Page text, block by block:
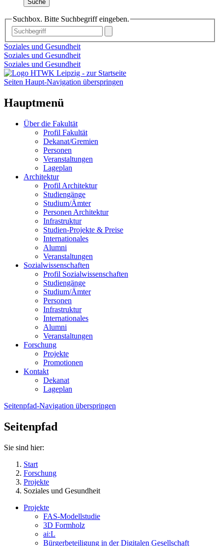
Suche
Suchbox. Bitte Suchbegriff eingeben.
Soziales und Gesundheit
Soziales und Gesundheit
Soziales und Gesundheit
Seiten Haupt-Navigation überspringen
Hauptmenü
Über die Fakultät
Profil Fakultät
Dekanat/Gremien
Personen
Veranstaltungen
Lageplan
Architektur
Profil Architektur
Studiengänge
Studium/Ämter
Personen Architektur
Infrastruktur
Studien-Projekte & Preise
Internationales
Alumni
Veranstaltungen
Sozialwissenschaften
Profil Sozialwissenschaften
Studiengänge
Studium/Ämter
Personen
Infrastruktur
Internationales
Alumni
Veranstaltungen
Forschung
Projekte
Promotionen
Kontakt
Dekanat
Lageplan
Seitenpfad-Navigation überspringen
Seitenpfad
Sie sind hier:
Start
Forschung
Projekte
Soziales und Gesundheit
Projekte
FAS-Modellstudie
3D Formholz
ai:L
Bürgerbeteiligung in der Digitalen Gesellschaft